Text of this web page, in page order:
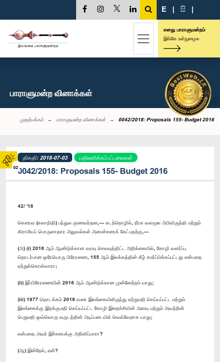
02
E | සි |
எனது பாராளுமன்றம்
இங்கே உள்நுழைக
பாராளுமன்ற வினாக்கள்
முதற்பக்கம் பாராளுமன்ற வினாக்கள் 0042/2018: Proposals 155- Budget 2016
திகதி: 2018-07-03 பதிலளிக்கப்பட்டவைகள்
0042/2018: Proposals 155- Budget 2016
42/ '18
கௌரவ (கலாநிதி) பந்துல குணவர்தன,— கடற்றொழில், நீரக வளமூல அபிவிருத்தி மற்றும்
கிராமியப் பொருளாதார அலுவல்கள் அமைச்சரைக் கேட்பதற்கு,—
(அ) (i) 2016 ஆம் ஆண்டுக்கான வரவு செலவுத்திட்ட அறிக்கையில், கோழி வளர்ப்பு
தொடர்பான ஒரேயொரு பிரேரணை, 155 ஆம் இலக்கத்தின் கீழ் சமர்ப்பிக்கப்பட்டது என்பதை
ஏற்றுக்கொள்வாரா;
(ii) இப்பிரேரணையின் 2016 ஆம் ஆண்டுக்கான முன்னேற்றம் யாது;
(iii) 1977 தொடக்கம் 2016 வரை இலங்கையிலிருந்து ஏற்றுமதி செய்யப்பட்ட மற்றும்
இலங்கைக்கு இறக்குமதி செய்யப்பட்ட கோழி இறைச்சியின் அளவு மற்றும் அவற்றின்
பெறுமதி ஒவ்வொரு வருடத்தின் அடிப்படையில் வெவ்வேறாக யாது;
என்பதை அவர் இச்சபைக்கு அறிவிப்பாரா?
(ஆ) இன்றேல், ஏன்?